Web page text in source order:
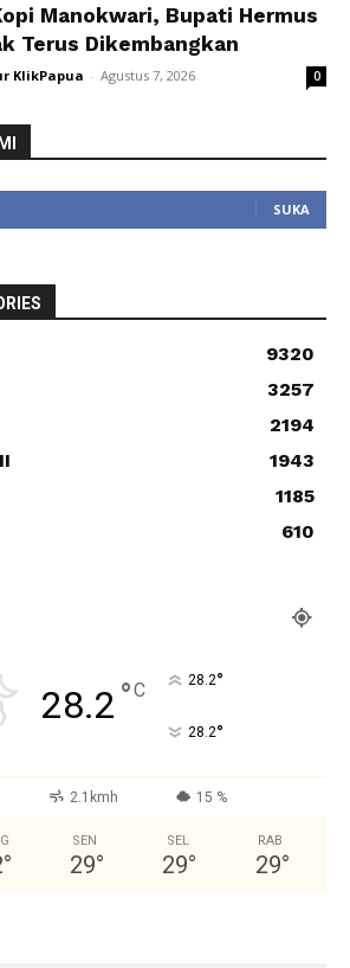
Manokwari, Bupati Hermus
Terus Dikembangkan
KlikPapua - Agustus 7, 2026 0
SUKA
9320
3257
2194
1943
1185
610
28.2 °C 28.2°
28.2°
2.1kmh 15 %
°
SEN
29°
SEL
29°
RAB
29°